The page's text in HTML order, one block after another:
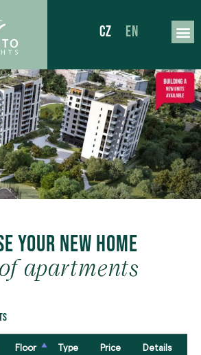
CZ EN
your new home
apartments
Floor Type Price Details